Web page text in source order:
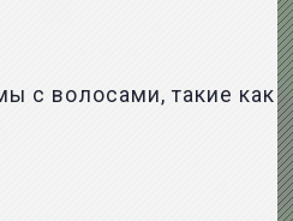
с волосами, такие как